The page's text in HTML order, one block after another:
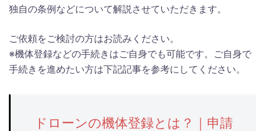
独自の条例などについて解説させていただきます。
ご依頼をご検討の方はお読みください。
※機体登録などの手続きはご自身でも可能です。ご自身で
手続きを進めたい方は下記記事を参考にしてください。
ドローンの機体登録とは？｜申請